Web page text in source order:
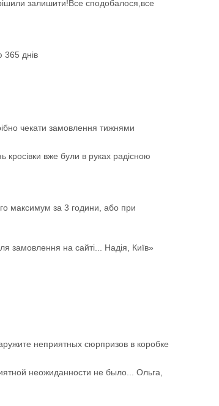
залишити!Все сподобалося,все
365 днів
чекати замовлення тижнями
кросівки вже були в руках радісною
максимум за 3 години, або при
замовлення на сайті... Надія, Київ»
неприятных сюрпризов в коробке
неожиданности не было... Ольга,